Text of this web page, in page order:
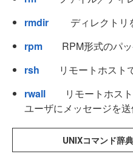
rmdir
ディレクトリ
rpm
RPM形式のパ
rsh
リモートホスト
rwall
リモートホス
ユーザにメッセージを
UNIXコマンド辞